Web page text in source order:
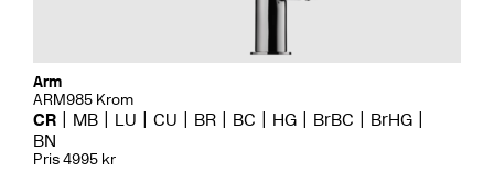
Arm
ARM985 Krom
CR MB LU CU BR BC HG BrBC
BrHG
BN
Pris 4995 kr